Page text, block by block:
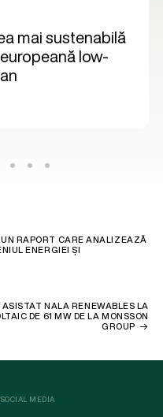
mai sustenabilă
low-
RAPORT CARE ANALIZEAZĂ
ENERGIEI ȘI
NALA RENEWABLES LA
DE 61 MW DE LA MONSSON
GROUP
SOCIAL MEDIA